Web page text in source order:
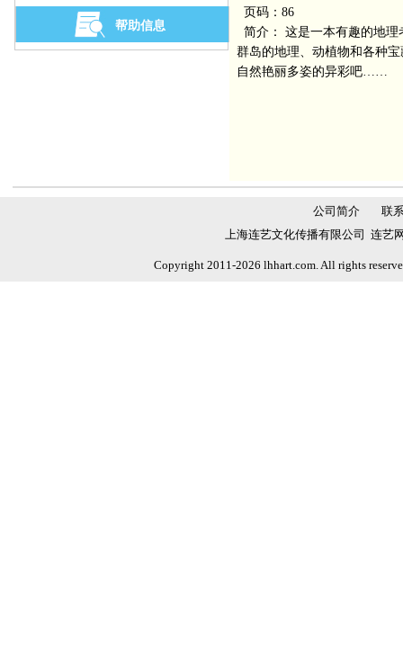
帮助信息
页码：86
简介： 这是一本有趣的地
群岛的地理、动植物和各种
自然艳丽多姿的异彩吧……
公司简介
联
上海连艺文化传播有限公司 连艺
Copyright 2011-2026 lhhart.com. All rights